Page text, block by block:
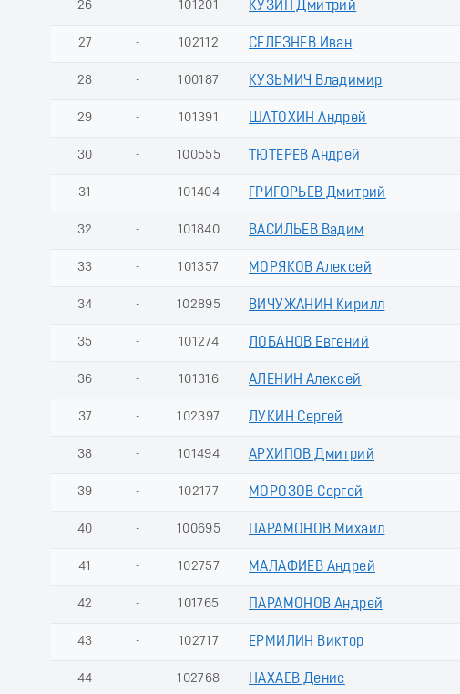
26 - 101201 КУЗИН Дмитрий
27 - 102112 СЕЛЕЗНЕВ Иван
28 - 100187 КУЗЬМИЧ Владимир
29 - 101391 ШАТОХИН Андрей
30 - 100555 ТЮТЕРЕВ Андрей
31 - 101404 ГРИГОРЬЕВ Дмитрий
32 - 101840 ВАСИЛЬЕВ Вадим
33 - 101357 МОРЯКОВ Алексей
34 - 102895 ВИЧУЖАНИН Кирилл
35 - 101274 ЛОБАНОВ Евгений
36 - 101316 АЛЕНИН Алексей
37 - 102397 ЛУКИН Сергей
38 - 101494 АРХИПОВ Дмитрий
39 - 102177 МОРОЗОВ Сергей
40 - 100695 ПАРАМОНОВ Михаил
41 - 102757 МАЛАФИЕВ Андрей
42 - 101765 ПАРАМОНОВ Андрей
43 - 102717 ЕРМИЛИН Виктор
44 - 102768 НАХАЕВ Денис